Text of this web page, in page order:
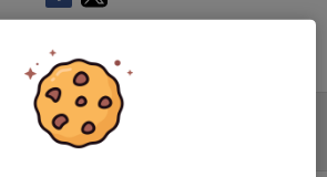
Samling 18:00